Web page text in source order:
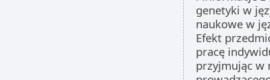
genetyki w
naukowe w
Efekt
pracę
przyjmując w